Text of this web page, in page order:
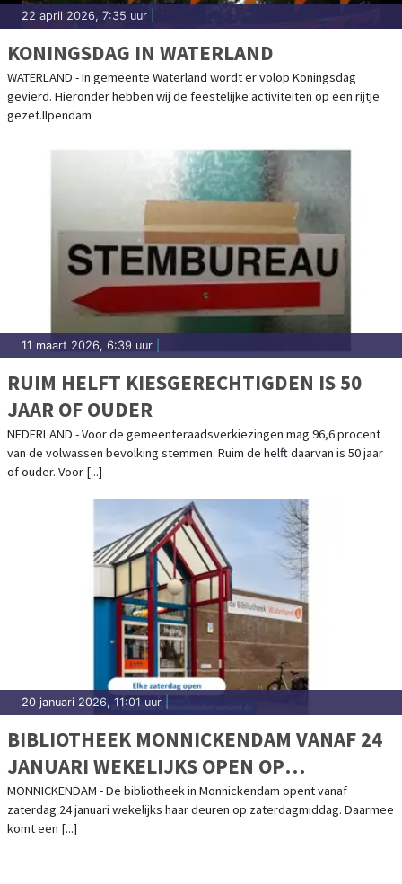
22 april 2026, 7:35 uur
KONINGSDAG IN WATERLAND
WATERLAND - In gemeente Waterland wordt er volop Koningsdag
gevierd. Hieronder hebben wij de feestelijke activiteiten op een rijtje
gezet.Ilpendam
11 maart 2026, 6:39 uur
RUIM HELFT KIESGERECHTIGDEN IS 50
JAAR OF OUDER
NEDERLAND - Voor de gemeenteraadsverkiezingen mag 96,6 procent
van de volwassen bevolking stemmen. Ruim de helft daarvan is 50 jaar
of ouder. Voor [...]
20 januari 2026, 11:01 uur
BIBLIOTHEEK MONNICKENDAM VANAF 24
JANUARI WEKELIJKS OPEN OP
ZATERDAGMIDDAG
MONNICKENDAM - De bibliotheek in Monnickendam opent vanaf
zaterdag 24 januari wekelijks haar deuren op zaterdagmiddag. Daarmee
komt een [...]